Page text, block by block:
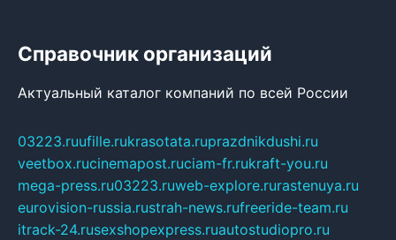
Справочник организаций
Актуальный каталог компаний по всей России
03223.ruufille.rukrasotata.ruprazdnikdushi.ru
veetbox.rucinemapost.ruciam-fr.rukraft-you.ru
mega-press.ru03223.ruweb-explore.rurastenuya.ru
eurovision-russia.rustrah-news.rufreeride-team.ru
itrack-24.rusexshopexpress.ruautostudiopro.ru